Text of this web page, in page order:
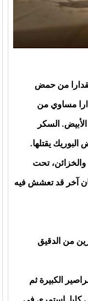
من حمض
مساوي من
السكر
يقتلها.
تحت
آخر قد تعشش فيه
من الدقيق
الكبيرة ثم